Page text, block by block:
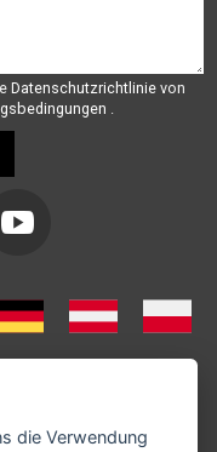
Datenschutzrichtlinie von
.
die Verwendung